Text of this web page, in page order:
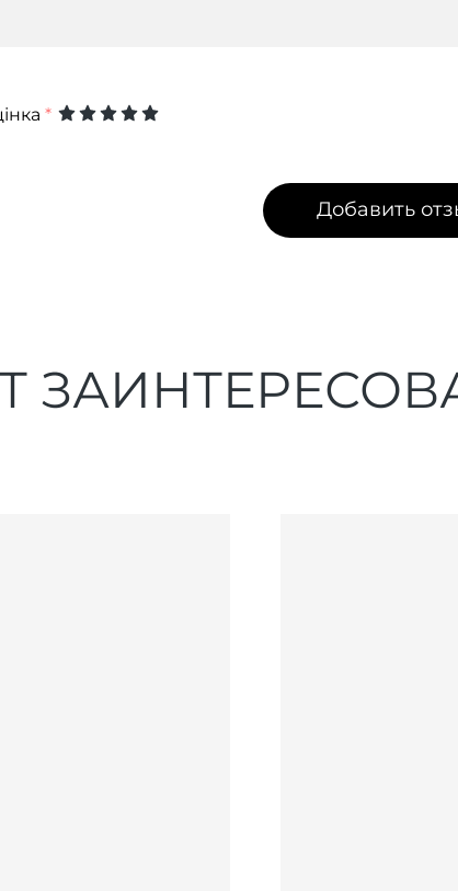
*
Добавить